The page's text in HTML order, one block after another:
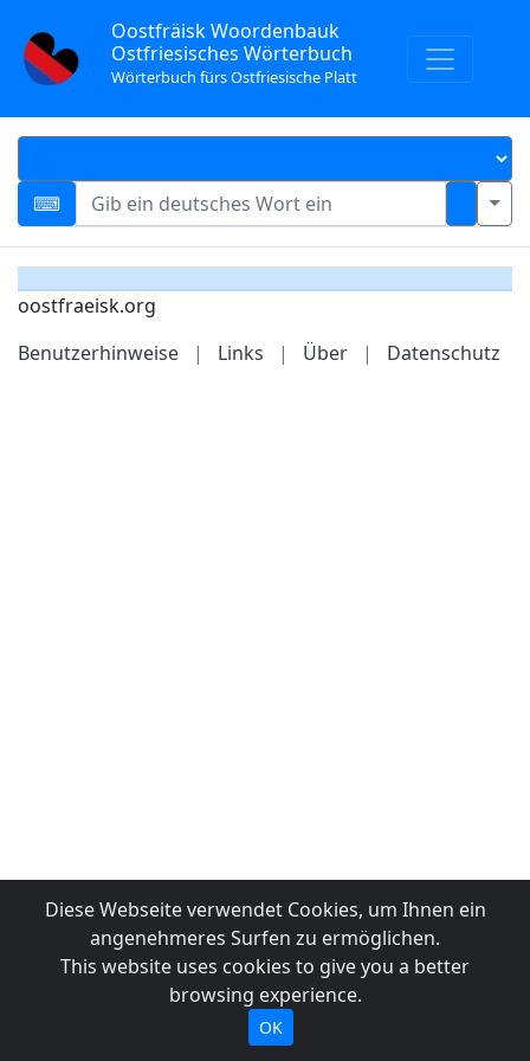
Oostfräisk Woordenbauk
Ostfriesisches Wörterbuch
Wörterbuch fürs Ostfriesische Platt
oostfraeisk.org
Benutzerhinweise
| Links | Über | Datenschutz
Diese Webseite verwendet Cookies, um Ihnen ein
angenehmeres Surfen zu ermöglichen.
This website uses cookies to give you a better
browsing experience.
OK